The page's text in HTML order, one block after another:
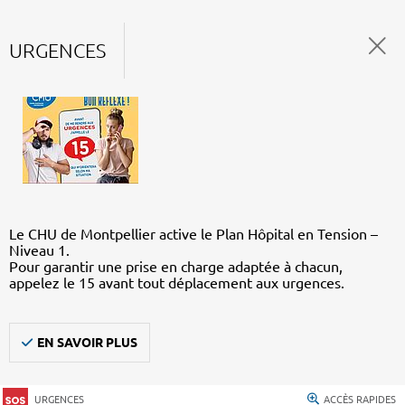
URGENCES
Le CHU de Montpellier active le Plan Hôpital en Tension –
Niveau 1.
Pour garantir une prise en charge adaptée à chacun,
appelez le 15 avant tout déplacement aux urgences.
EN SAVOIR PLUS
URGENCES ACCÈS RAPIDES